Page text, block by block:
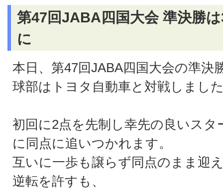
第47回JABA四国大会 準決勝
に
本日、第47回JABA四国大会の準決
球部はトヨタ自動車と対戦しまし
初回に2点を先制し幸先の良いス
に同点に追いつかれます。
互いに一歩も譲らず同点のまま迎
逆転を許すも、